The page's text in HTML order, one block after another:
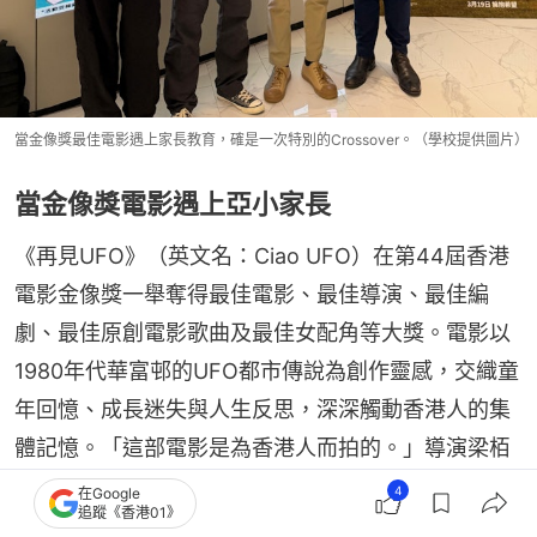
當金像獎最佳電影遇上家長教育，確是一次特別的Crossover。（學校提供圖片）
當金像獎電影遇上亞小家長
《再見UFO》（英文名：Ciao UFO）在第44屆香港
電影金像獎一舉奪得最佳電影、最佳導演、最佳編
劇、最佳原創電影歌曲及最佳女配角等大獎。電影以
1980年代華富邨的UFO都市傳說為創作靈感，交織童
年回憶、成長迷失與人生反思，深深觸動香港人的集
體記憶。「這部電影是為香港人而拍的。」導演梁栢
堅在金像獎台上感言。監製兼編劇錢小蕙則強調，劇
本希望帶領觀眾們重遇內心的小孩，在面對生活壓力
在Google
追蹤《香港01》
4